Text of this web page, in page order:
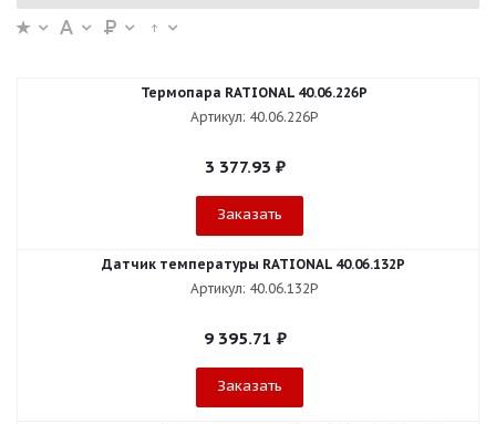
Термопара RATIONAL 40.06.226P
Артикул: 40.06.226P
3 377.93 ₽
Заказать
Датчик температуры RATIONAL 40.06.132P
Артикул: 40.06.132P
9 395.71 ₽
Заказать